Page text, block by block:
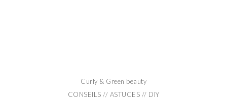
Curly & Green beauty
CONSEILS // ASTUCES // DIY